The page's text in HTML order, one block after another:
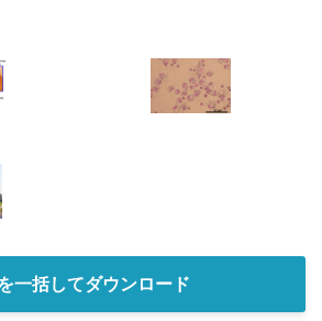
一括してダウンロード